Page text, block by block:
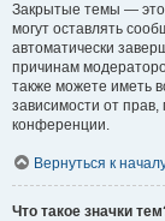
Закрытые темы — это
могут оставлять
автоматически
причинам
также можете иметь
зависимости от
конференции.
Вернуться к
Что такое значки